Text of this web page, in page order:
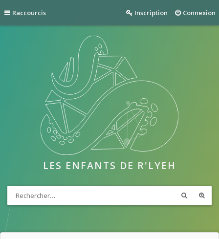
Raccourcis Connexion
Inscription
LES ENFANTS DE R'LYEH